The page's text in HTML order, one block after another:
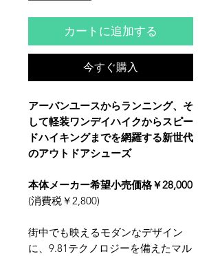
カートに追加する
今すぐ購入
アーバンユースからランニング、そ
して軽装ワンデイハイクからスピー
ドハイキングまでを網羅する新世代
のアウトドアシューズ
本体メーカー希望小売価格￥28,000
(消費税￥2,800)
街中でも映えるモダンなデザイン
に、9.81テクノロジーを備えたマル